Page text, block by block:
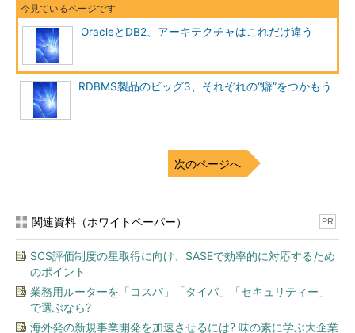
境をユーザーに提供することができます。
OracleもDB2も1つのサーバ上に複数インスタンスを作成でき
ますが、複数インスタンスには、追加のシステム・リソース（メ
モリとディスク・スペース）が必要になる、複数インスタンスを
管理するための負荷が増大する、などのデメリットがあります。
DB2における、1インスタンスの中での複数データベース化に
せ、かつ、独立したデータベース環境をユーザーに提供できると
OracleとDB2では、インスタンスとデ
ータベースの関係が異なる。
タベースを作成できるため、Oracleに
OracleとDB2、アーキテクチャはこれだけ違う
RDBMS製品のビッグ3、それぞれの“癖”をつかもう
次のページへ
関連資料（ホワイトペーパー） PR
SCS評価制度の星取得に向け、SASEで効率的に対応するため
のポイント
業務用ルーターを「コスパ」「タイパ」「セキュリティー」
で選ぶなら?
海外発の新規事業開発を加速させるには? 味の素に学ぶ大企業